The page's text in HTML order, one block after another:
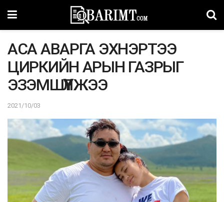
АСА АВАРГА ЭХНЭРТЭЭ
ЦИРКИЙН АРЫН ГАЗРЫГ
ЭЗЭМШҮҮЛЖЭЭ
2021/10/03